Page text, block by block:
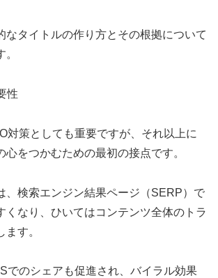
なタイトルの作り方とその根拠について
性
対策としても重要ですが、それ以上に
心をつかむための最初の接点です。
、検索エンジン結果ページ（SERP）で
くなり、ひいてはコンテンツ全体のトラ
す。
でのシェアも促進され、バイラル効果